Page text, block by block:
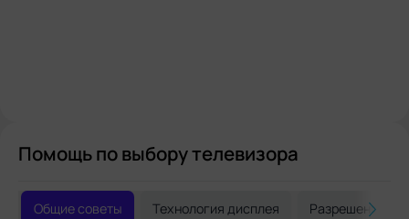
Помощь по выбору телевизора
Общие советы Технология дисплея Разрешение и